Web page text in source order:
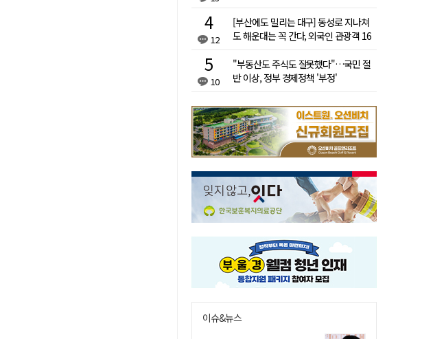
12
[부산에도 밀리는 대구] 동성로 지나쳐
도 해운대는 꼭 간다, 외국인 관광객 16
10
"부동산도 주식도 잘못했다"…국민 절
반 이상, 정부 경제정책 '부정'
이슈&뉴스